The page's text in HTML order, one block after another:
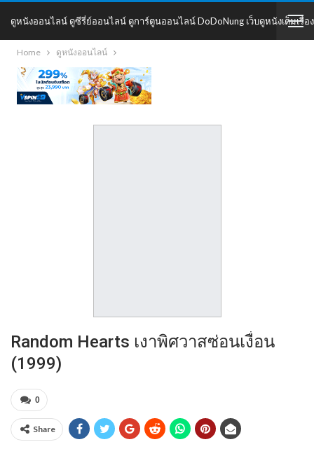
ดูหนังออนไลน์ ดูซีรี่ย์ออนไลน์ ดูการ์ตูนออนไลน์ DoDoNung เว็บดูหนังเต็มเรื่อง
DoDoNung
Home ดูหนังออนไลน์
Random Hearts เงาพิศวาสซ่อนเงื่อน
(1999)
0
Share